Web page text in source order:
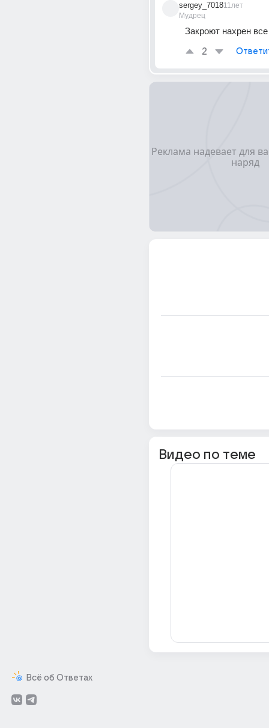
Всё об Ответах
sergey_7018
Мудрец
11лет
Закроют нахрен все
2
Видео по теме